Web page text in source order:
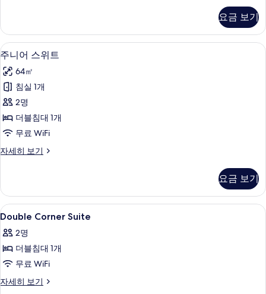
여
권
1
회
제
공
사
진
모
기
회
공
자
세
히
보
기
박
포
함
사
진
모
두
보
기
숙
박
포
함
자
세
히
보
기
윈
–
10kg
미
만
반
려
견
1
숙
박
포
함
사
진
모
프
리
미
어
트
윈
10kg
미
만
반
려
리
숙
박
함
자
히
보
기
요금 보기
주
니
어
스
위
트
진
두
보
기
주니어 스위트 | 거실 공간 | 케이블 채
1
주니어 스위트
64㎡
침실 1개
2명
더블침대 1개
무료 WiFi
자세히 보기
주
위
트
자
히
보
요금 보기
Double
Corner
Suite
사
진
모
고급 침구, 객실 내 금고, 책상, 암막 커튼
5
Double Corner Suite
2명
더블침대 1개
무료 WiFi
자세히 보기
Double